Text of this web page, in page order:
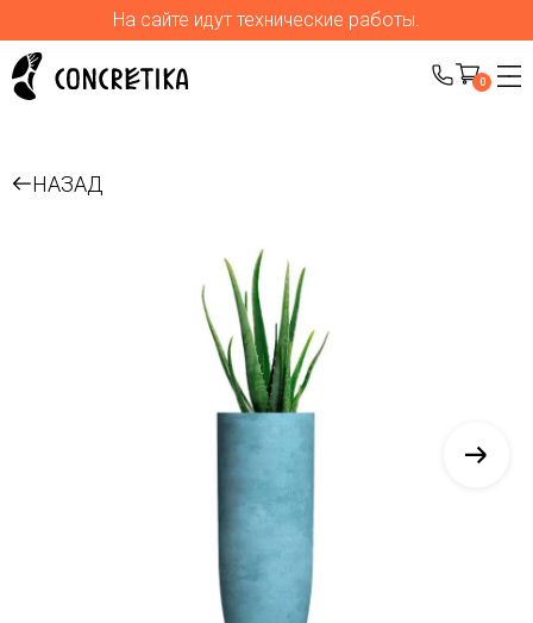
На сайте идут технические работы.
0
НАЗАД